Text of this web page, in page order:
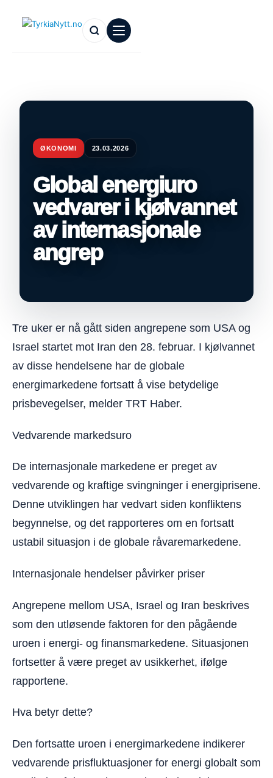
ØKONOMI 23.03.2026
Global energiuro
vedvarer i kjølvannet
av internasjonale
angrep
Tre uker er nå gått siden angrepene som USA og
Israel startet mot Iran den 28. februar. I kjølvannet
av disse hendelsene har de globale
energimarkedene fortsatt å vise betydelige
prisbevegelser, melder TRT Haber.
Vedvarende markedsuro
De internasjonale markedene er preget av
vedvarende og kraftige svingninger i energiprisene.
Denne utviklingen har vedvart siden konfliktens
begynnelse, og det rapporteres om en fortsatt
ustabil situasjon i de globale råvaremarkedene.
Internasjonale hendelser påvirker priser
Angrepene mellom USA, Israel og Iran beskrives
som den utløsende faktoren for den pågående
uroen i energi- og finansmarkedene. Situasjonen
fortsetter å være preget av usikkerhet, ifølge
rapportene.
Hva betyr dette?
Den fortsatte uroen i energimarkedene indikerer
vedvarende prisfluktuasjoner for energi globalt som